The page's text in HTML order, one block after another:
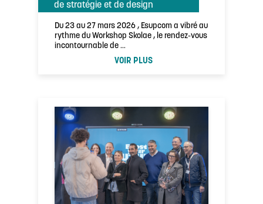
de stratégie et de design
Du 23 au 27 mars 2026 , Esupcom a vibré au
rythme du Workshop Skolae , le rendez-vous
incontournable de …
VOIR PLUS